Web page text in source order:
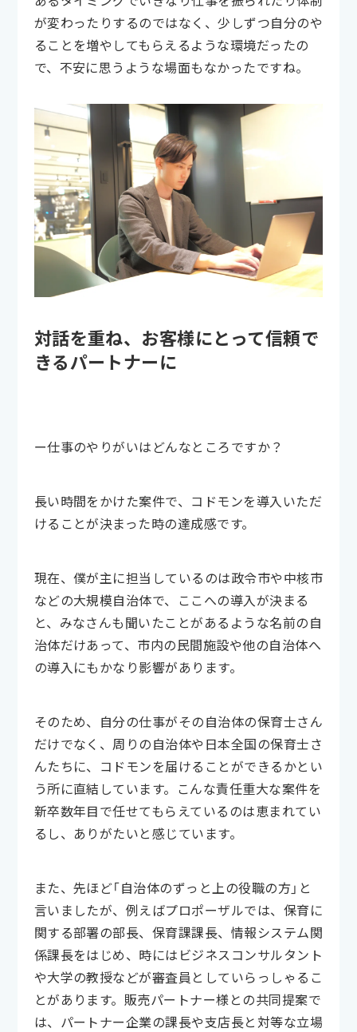
が変わったりするのではなく、少しずつ自分のや
ることを増やしてもらえるような環境だったの
で、不安に思うような場面もなかったですね。
対話を重ね、お客様にとって信頼で
きるパートナーに
ー仕事のやりがいはどんなところですか？
長い時間をかけた案件で、コドモンを導入いただ
けることが決まった時の達成感です。
現在、僕が主に担当しているのは政令市や中核市
などの大規模自治体で、ここへの導入が決まる
と、みなさんも聞いたことがあるような名前の自
治体だけあって、市内の民間施設や他の自治体へ
の導入にもかなり影響があります。
そのため、自分の仕事がその自治体の保育士さん
だけでなく、周りの自治体や日本全国の保育士さ
んたちに、コドモンを届けることができるかとい
う所に直結しています。こんな責任重大な案件を
新卒数年目で任せてもらえているのは恵まれてい
るし、ありがたいと感じています。
また、先ほど「自治体のずっと上の役職の方」と
言いましたが、例えばプロポーザルでは、保育に
関する部署の部長、保育課課長、情報システム関
係課長をはじめ、時にはビジネスコンサルタント
や大学の教授などが審査員としていらっしゃるこ
とがあります。販売パートナー様との共同提案で
は、パートナー企業の課長や支店長と対等な立場